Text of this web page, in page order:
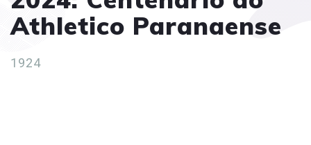
Athletico Paranaense
1924